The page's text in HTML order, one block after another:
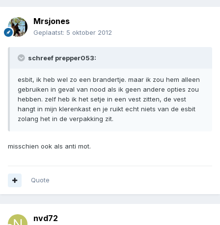
Mrsjones
Geplaatst: 5 oktober 2012
schreef prepper053:
esbit, ik heb wel zo een brandertje. maar ik zou hem alleen
gebruiken in geval van nood als ik geen andere opties zou
hebben. zelf heb ik het setje in een vest zitten, de vest
hangt in mijn klerenkast en je ruikt echt niets van de esbit
zolang het in de verpakking zit.
misschien ook als anti mot.
Quote
nvd72